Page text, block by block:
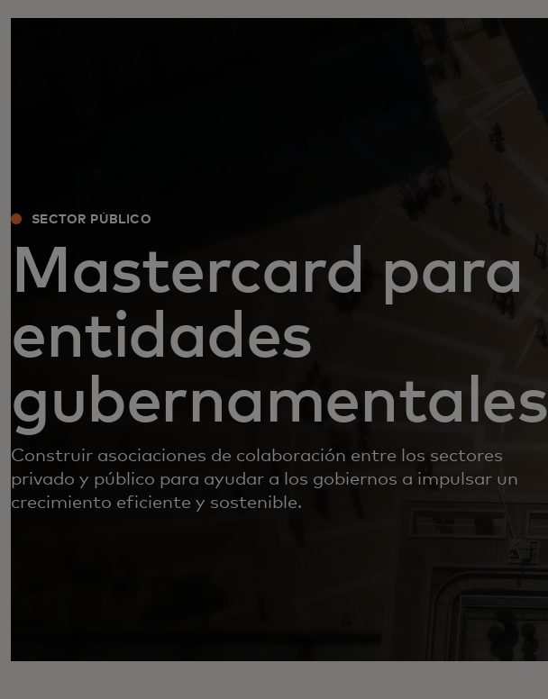
SECTOR PÚBLICO
Mastercard para
entidades
gubernamentales
Construir asociaciones de colaboración entre los sectores
privado y público para ayudar a los gobiernos a impulsar un
crecimiento eficiente y sostenible.